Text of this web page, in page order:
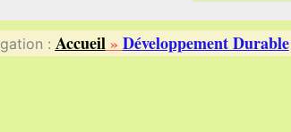
: Accueil»Développement Durable